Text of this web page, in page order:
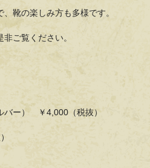
靴の楽しみ方も多様です。
ご覧ください。
バー） ￥4,000（税抜）